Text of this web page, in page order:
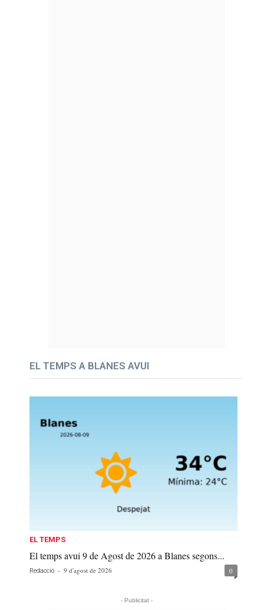
EL TEMPS A BLANES AVUI
EL TEMPS
El temps avui 9 de Agost de 2026 a Blanes segons...
Redacció - 9 d'agost de 2026 0
- Publicitat -